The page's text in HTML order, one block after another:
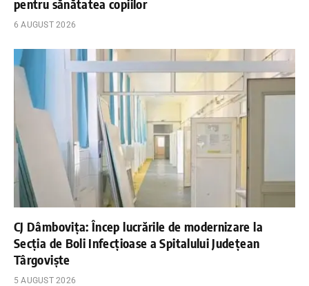
pentru sănătatea copiilor
6 AUGUST 2026
CJ Dâmbovița: Încep lucrările de modernizare la
Secția de Boli Infecțioase a Spitalului Județean
Târgoviște
5 AUGUST 2026